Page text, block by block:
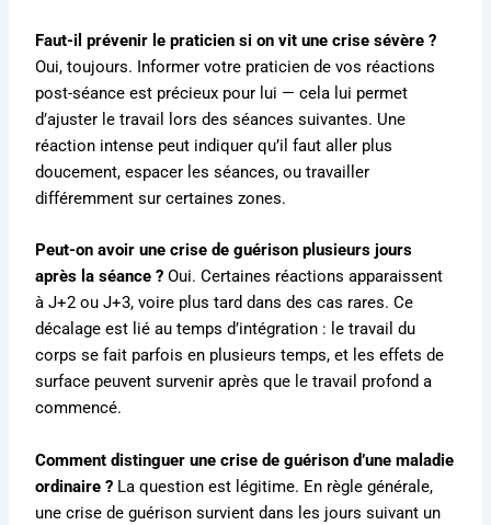
Faut-il prévenir le praticien si on vit une crise sévère ?
Oui, toujours. Informer votre praticien de vos réactions
post-séance est précieux pour lui — cela lui permet
d’ajuster le travail lors des séances suivantes. Une
réaction intense peut indiquer qu’il faut aller plus
doucement, espacer les séances, ou travailler
différemment sur certaines zones.
Peut-on avoir une crise de guérison plusieurs jours
après la séance ? Oui. Certaines réactions apparaissent
à J+2 ou J+3, voire plus tard dans des cas rares. Ce
décalage est lié au temps d’intégration : le travail du
corps se fait parfois en plusieurs temps, et les effets de
surface peuvent survenir après que le travail profond a
commencé.
Comment distinguer une crise de guérison d’une maladie
ordinaire ? La question est légitime. En règle générale,
une crise de guérison survient dans les jours suivant un